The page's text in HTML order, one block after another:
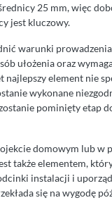
25 mm, więc
jest kluczowy.
warunki
ułożenia oraz
najlepszy element nie
wykonane
pominięty etap
domowym lub w
także elementem,
instalacji i
się na wygodę